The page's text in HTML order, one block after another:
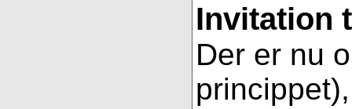
Invitation
Der er nu